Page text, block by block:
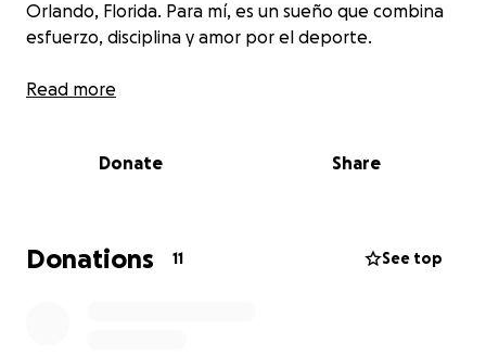
Orlando, Florida. Para mí, es un sueño que combina
esfuerzo, disciplina y amor por el deporte.
Este viaje no solo significa competir, sino también
una oportunidad para compartir con otros jóvenes,
¿Cómo se utilizarán los fondos?
• Pasajes aéreos ✈️
Read more
Donate Share
Donations 11 See top